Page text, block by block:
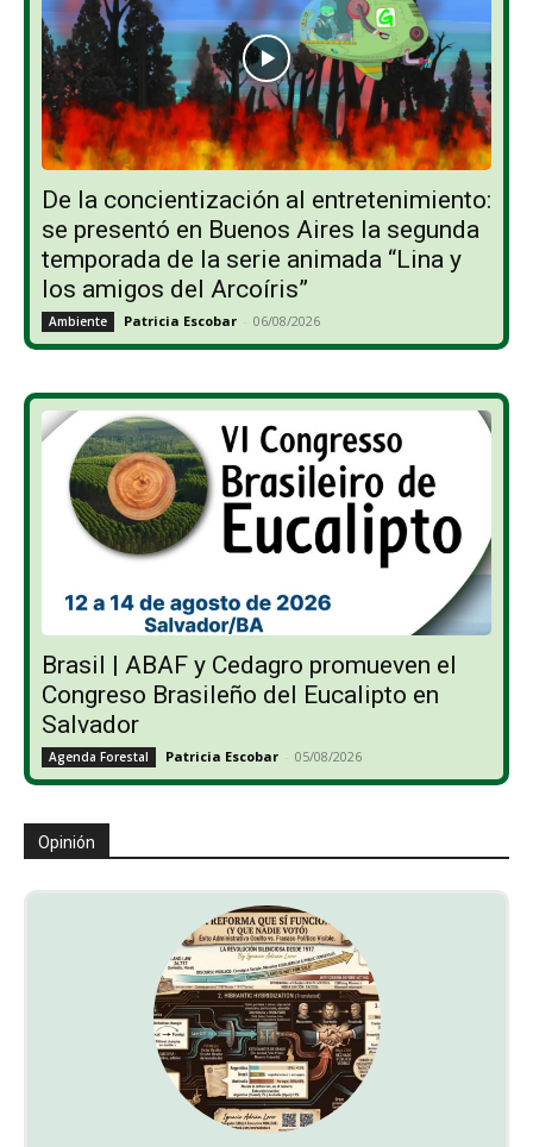
De la concientización al entretenimiento:
se presentó en Buenos Aires la segunda
temporada de la serie animada “Lina y
los amigos del Arcoíris”
Ambiente Patricia Escobar - 06/08/2026
Brasil | ABAF y Cedagro promueven el
Congreso Brasileño del Eucalipto en
Salvador
Agenda Forestal Patricia Escobar - 05/08/2026
Opinión